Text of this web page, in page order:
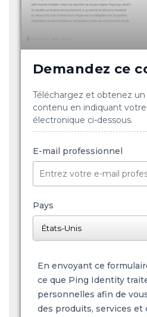
Demandez ce
Téléchargez et obtenez
contenu en indiquant votre
électronique ci-dessous.
E-mail professionnel
Pays
En envoyant ce
ce que Ping Identity
personnelles afin de
des produits, services et